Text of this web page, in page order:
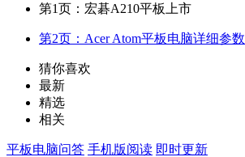
第1页：宏碁A210平板上市
第2页：Acer Atom平板电脑详细参数
猜你喜欢
最新
精选
相关
平板电脑问答 手机版阅读 即时更新